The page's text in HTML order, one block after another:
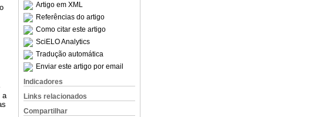
Artigo em XML
Referências do artigo
Como citar este artigo
SciELO Analytics
Tradução automática
Enviar este artigo por email
Indicadores
Links relacionados
Compartilhar
a